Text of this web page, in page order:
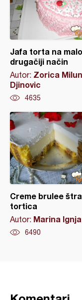
Jafa torta na malo
drugačiji način
Autor: Zorica
Djinovic
4635
Creme brulee
tortica
Autor: Marina
6490